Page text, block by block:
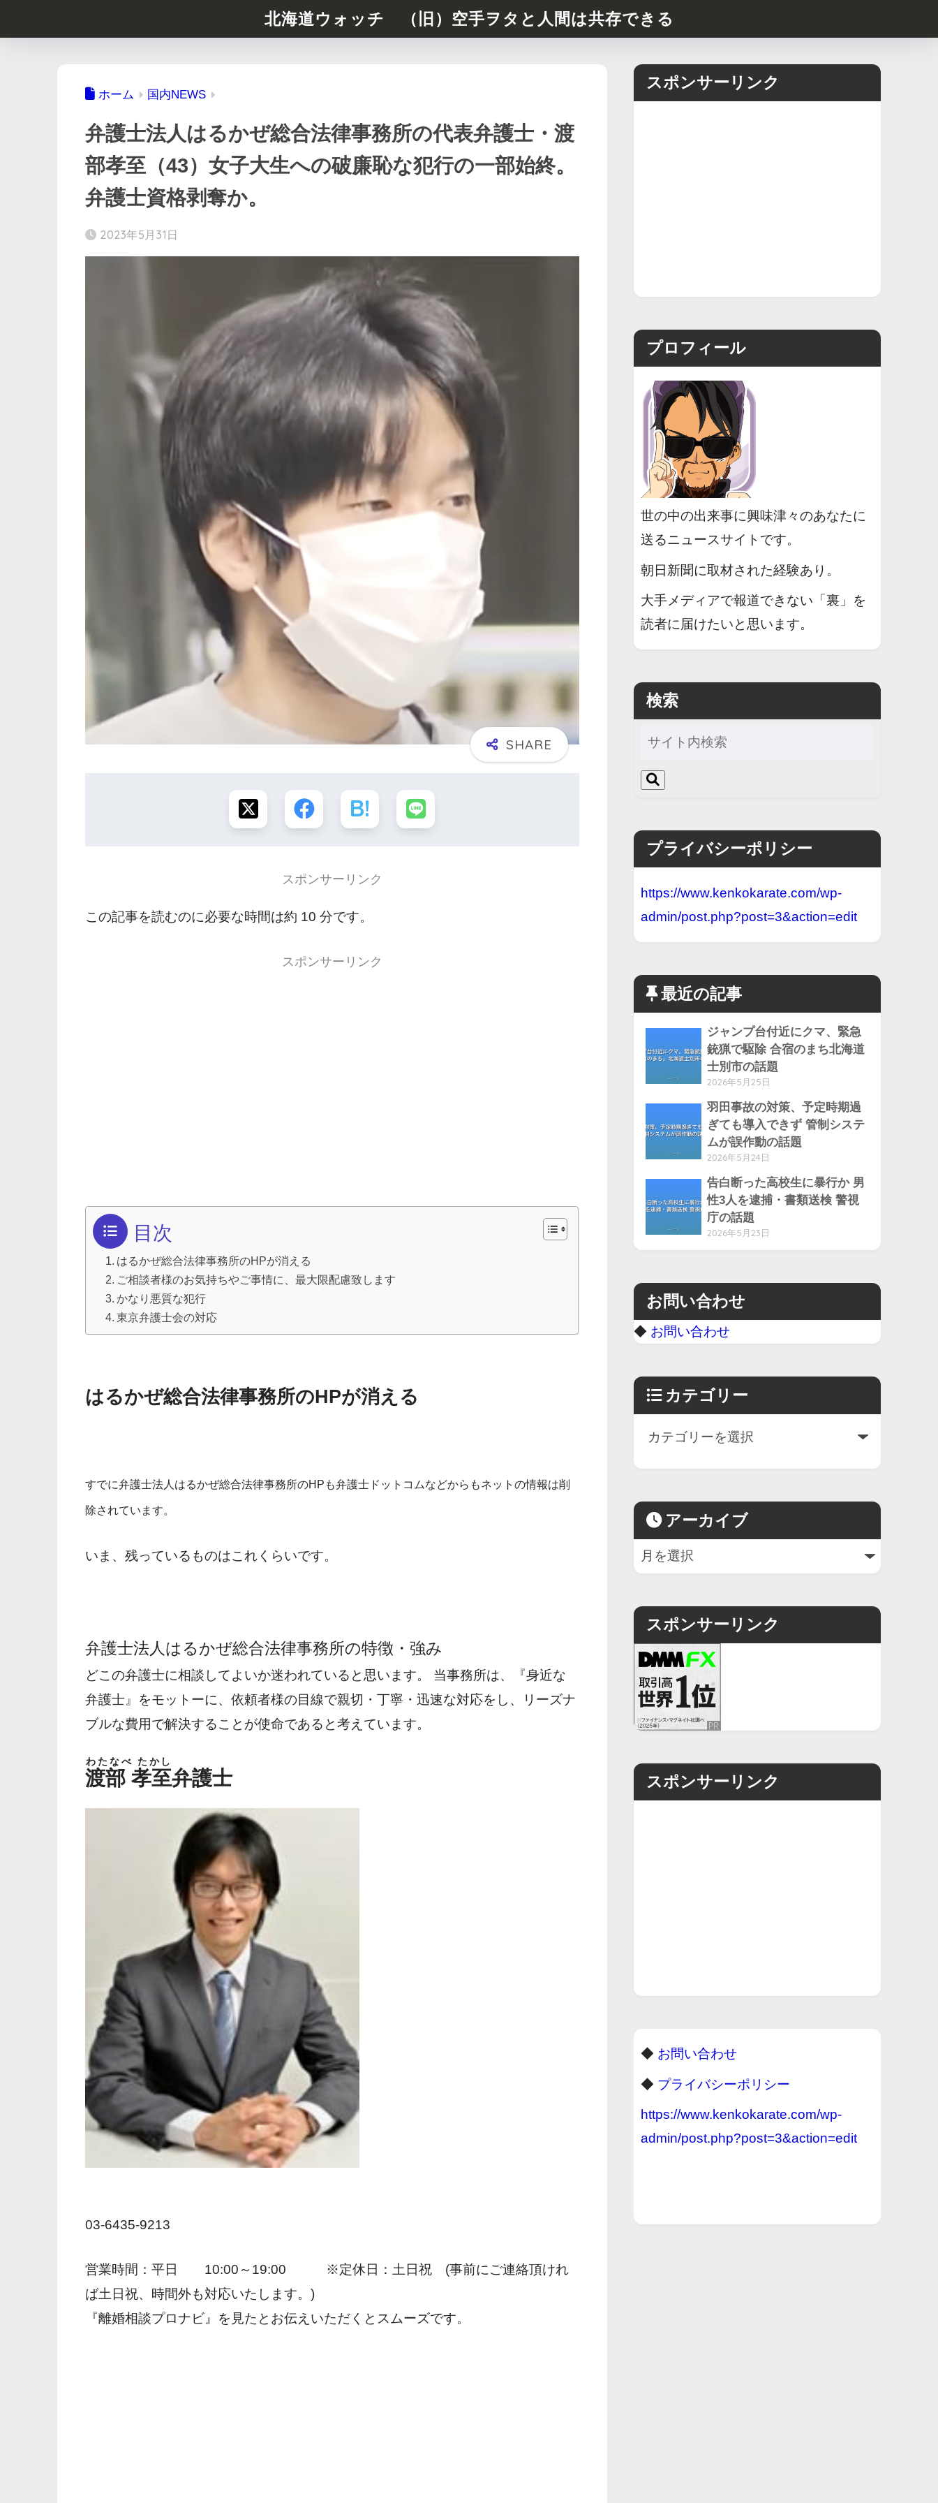
北海道ウォッチ （旧）空手ヲタと人間は共存できる
ホーム 国内NEWS
弁護士法人はるかぜ総合法律事務所の代表弁護士・渡
部孝至（43）女子大生への破廉恥な犯行の一部始終。
弁護士資格剥奪か。
2023年5月31日
スポンサーリンク
この記事を読むのに必要な時間は約 10 分です。
スポンサーリンク
目次
はるかぜ総合法律事務所のHPが消える
ご相談者様のお気持ちやご事情に、最大限配慮致します
かなり悪質な犯行
東京弁護士会の対応
はるかぜ総合法律事務所のHPが消える
すでに弁護士法人はるかぜ総合法律事務所のHPも弁護士ドットコムなどからもネットの情報は削
除されています。
いま、残っているものはこれくらいです。
弁護士法人はるかぜ総合法律事務所の特徴・強み
どこの弁護士に相談してよいか迷われていると思います。 当事務所は、『身近な
弁護士』をモットーに、依頼者様の目線で親切・丁寧・迅速な対応をし、リーズナ
ブルな費用で解決することが使命であると考えています。
渡部 孝至
わたなべ たかし
弁護士
03-6435-9213
営業時間：平日 10:00～19:00 ※定休日：土日祝 (事前にご連絡頂けれ
ば土日祝、時間外も対応いたします。)
『離婚相談プロナビ 』を見たとお伝えいただくとスムーズです。
スポンサーリンク
プロフィール
世の中の出来事に興味津々のあなたに
送るニュースサイトです。
朝日新聞に取材された経験あり。
大手メディアで報道できない「裏」を
読者に届けたいと思います。
検索
プライバシーポリシー
https://www.kenkokarate.com/wp-
admin/post.php?post=3&action=edit
最近の記事
ジャンプ台付近にクマ、緊急
銃猟で駆除 合宿のまち北海道
士別市の話題
2026年5月25日
羽田事故の対策、予定時期過
ぎても導入できず 管制システ
ムが誤作動の話題
2026年5月24日
告白断った高校生に暴行か 男
性3人を逮捕・書類送検 警視
庁の話題
2026年5月23日
お問い合わせ
◆ お問い合わせ
カテゴリー
アーカイブ
スポンサーリンク
スポンサーリンク
◆ お問い合わせ
◆ プライバシーポリシー
https://www.kenkokarate.com/wp-
admin/post.php?post=3&action=edit